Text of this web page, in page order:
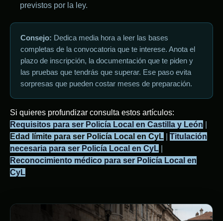
previstos por la ley.
Consejo: Dedica media hora a leer las bases
completas de la convocatoria que te interese. Anota el
plazo de inscripción, la documentación que te piden y
las pruebas que tendrás que superar. Ese paso evita
sorpresas que pueden costar meses de preparación.
Si quieres profundizar consulta estos artículos:
Requisitos para ser Policía Local en Castilla y León
Edad límite para ser Policía Local en CyL
Titulación
necesaria para ser Policía Local en CyL
Reconocimiento médico para ser Policía Local en
CyL